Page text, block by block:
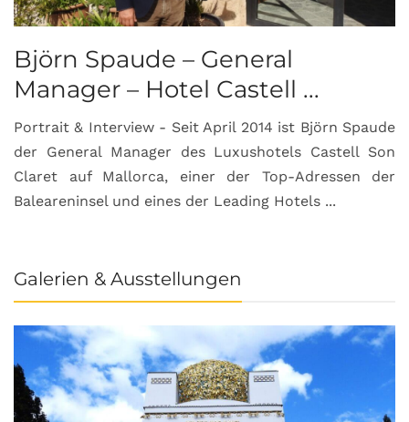
Björn Spaude – General
Manager – Hotel Castell ...
Portrait & Interview - Seit April 2014 ist Björn Spaude
der General Manager des Luxushotels Castell Son
Claret auf Mallorca, einer der Top-Adressen der
Baleareninsel und eines der Leading Hotels ...
Galerien & Ausstellungen